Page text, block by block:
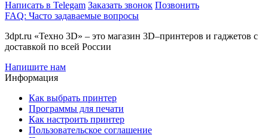
Написать в Telegam Заказать звонок Позвонить
FAQ: Часто задаваемые вопросы
3dpt.ru «Техно 3D» – это магазин 3D–принтеров и гаджетов с
доставкой по всей России
Напишите нам
Информация
Как выбрать принтер
Программы для печати
Как настроить принтер
Пользовательское соглашение